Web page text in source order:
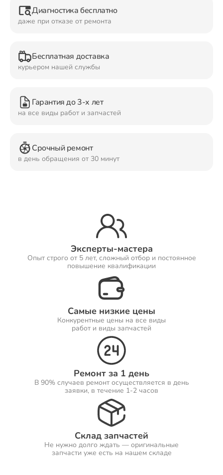
Диагностика бесплатно
даже при отказе от ремонта
Бесплатная доставка
курьером нашей службы
Гарантия до 3-х лет
на все виды работ и запчастей
Срочный ремонт
в день обращения от 30 минут
Эксперты-мастера
Опыт строго от 5 лет, сложный отбор и постоянное
повышение квалификации
Самые низкие цены
Конкурентные цены на все виды
работ и виды запчастей
Ремонт за 1 день
В 90% случаев ремонт осуществляется в день
заявки, в течение 1-2 часов
Склад запчастей
Не нужно долго ждать — оригинальные
запчасти уже есть на нашем складе
Ремонт Видеокамер
Ремонт Мониторов
Ремонт Домашних кинотеатров
Ремонт Наушников
Ремонт Саундбаров
Ремонт VR систем
Ремонт Сабвуферов
Ремонт Посудомоечных машин
Ремонт Холодильников